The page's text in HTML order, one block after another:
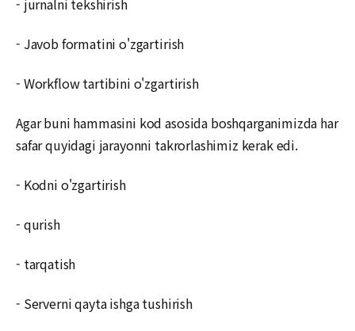
- jurnalni tekshirish
- Javob formatini o'zgartirish
- Workflow tartibini o'zgartirish
Agar buni hammasini kod asosida boshqarganimizda har
safar quyidagi jarayonni takrorlashimiz kerak edi.
- Kodni o'zgartirish
- qurish
- tarqatish
- Serverni qayta ishga tushirish